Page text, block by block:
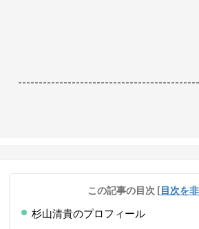
この記事の目次 [目次を
杉山清貴のプロフィール